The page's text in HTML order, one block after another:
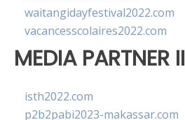
waitangidayfestival2022.com
vacancesscolaires2022.com
MEDIA PARTNER II
isth2022.com
p2b2pabi2023-makassar.com